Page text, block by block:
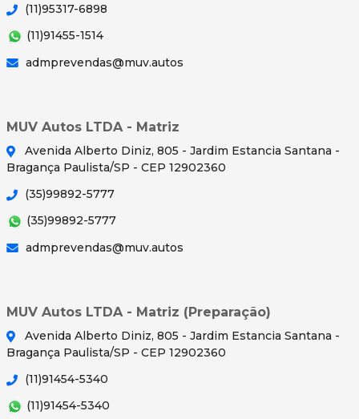
(11)95317-6898
(11)91455-1514
admprevendas@muv.autos
MUV Autos LTDA - Matriz
Avenida Alberto Diniz, 805 - Jardim Estancia Santana -
Bragança Paulista/SP - CEP 12902360
(35)99892-5777
(35)99892-5777
admprevendas@muv.autos
MUV Autos LTDA - Matriz (Preparação)
Avenida Alberto Diniz, 805 - Jardim Estancia Santana -
Bragança Paulista/SP - CEP 12902360
(11)91454-5340
(11)91454-5340